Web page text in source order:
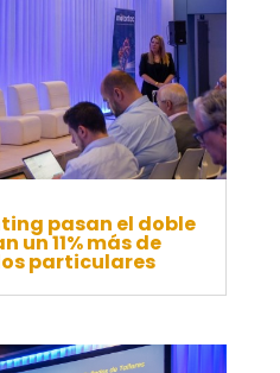
pasan el doble
un 11% más de
particulares